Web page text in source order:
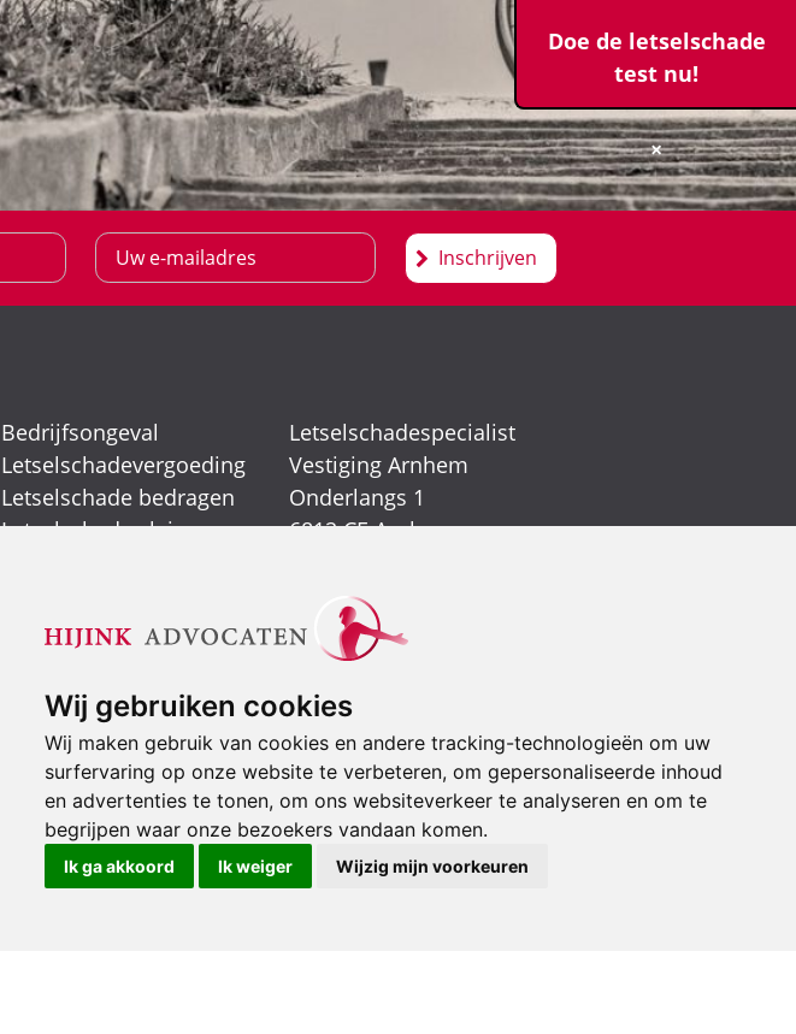
Wij gebruiken cookies
Wij maken gebruik van cookies en andere tracking-technologieën om uw
surfervaring op onze website te verbeteren, om gepersonaliseerde inhoud
en advertenties te tonen, om ons websiteverkeer te analyseren en om te
begrijpen waar onze bezoekers vandaan komen.
Ik ga akkoord Ik weiger Wijzig mijn voorkeuren
Inschrijven
Doe de letselschade
test nu!
×
Bedrijfsongeval
Letselschadevergoeding
Letselschade bedragen
Letselschade claimen
Smartengeld
Letselschadespecialist
Vestiging Arnhem
Onderlangs 1
6812 CE Arnhem
Vestiging Nijmegen
Kerkenbos 1021
6546 BB Nijmegen
(024) 388 66 80
Stuur een e-mail